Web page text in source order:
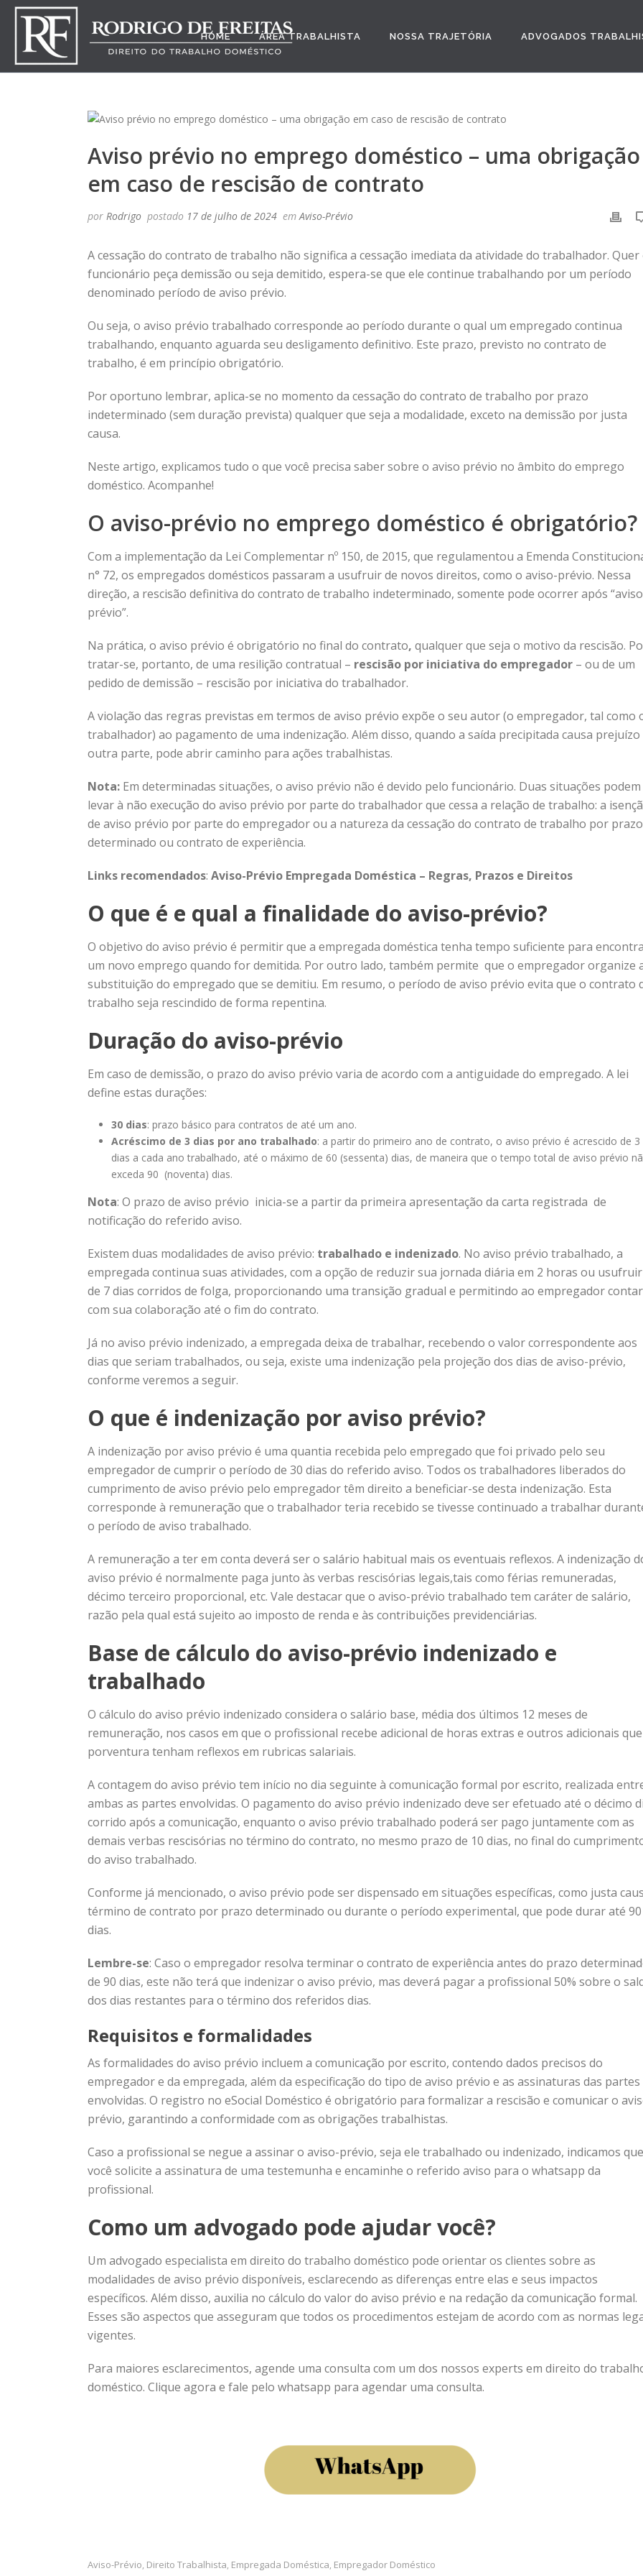
HOME ÁREA TRABALHISTA NOSSA TRAJETÓRIA ADVOGADOS
Aviso prévio no emprego doméstico – uma obrigação
em caso de rescisão de contrato
por Rodrigo postado 17 de julho de 2024 em Aviso-Prévio
A cessação do contrato de trabalho não significa a cessação imediata da atividade do trabalhador. Quer
funcionário peça demissão ou seja demitido, espera-se que ele continue trabalhando por um período
denominado período de aviso prévio.
Ou seja, o aviso prévio trabalhado corresponde ao período durante o qual um empregado continua
trabalhando, enquanto aguarda seu desligamento definitivo. Este prazo, previsto no contrato de
trabalho, é em princípio obrigatório.
Por oportuno lembrar, aplica-se no momento da cessação do contrato de trabalho por prazo
indeterminado (sem duração prevista) qualquer que seja a modalidade, exceto na demissão por justa
causa.
Neste artigo, explicamos tudo o que você precisa saber sobre o aviso prévio no âmbito do emprego
doméstico. Acompanhe!
O aviso-prévio no emprego doméstico é obrigatório?
Com a implementação da Lei Complementar nº 150, de 2015, que regulamentou a Emenda
n° 72, os empregados domésticos passaram a usufruir de novos direitos, como o aviso-prévio. Nessa
direção, a rescisão definitiva do contrato de trabalho indeterminado, somente pode ocorrer após “aviso
prévio”.
Na prática, o aviso prévio é obrigatório no final do contrato, qualquer que seja o motivo da rescisão.
tratar-se, portanto, de uma resilição contratual – rescisão por iniciativa do empregador – ou de um
pedido de demissão – rescisão por iniciativa do trabalhador.
A violação das regras previstas em termos de aviso prévio expõe o seu autor (o empregador, tal como
trabalhador) ao pagamento de uma indenização. Além disso, quando a saída precipitada causa prejuízo
outra parte, pode abrir caminho para ações trabalhistas.
Nota: Em determinadas situações, o aviso prévio não é devido pelo funcionário. Duas situações podem
levar à não execução do aviso prévio por parte do trabalhador que cessa a relação de trabalho: a
de aviso prévio por parte do empregador ou a natureza da cessação do contrato de trabalho por prazo
determinado ou contrato de experiência.
Links recomendados: Aviso-Prévio Empregada Doméstica – Regras, Prazos e Direitos
O que é e qual a finalidade do aviso-prévio?
O objetivo do aviso prévio é permitir que a empregada doméstica tenha tempo suficiente para
um novo emprego quando for demitida. Por outro lado, também permite que o empregador organize
substituição do empregado que se demitiu. Em resumo, o período de aviso prévio evita que o contrato
trabalho seja rescindido de forma repentina.
Duração do aviso-prévio
Em caso de demissão, o prazo do aviso prévio varia de acordo com a antiguidade do empregado. A lei
define estas durações:
30 dias: prazo básico para contratos de até um ano.
Acréscimo de 3 dias por ano trabalhado: a partir do primeiro ano de contrato, o aviso prévio é acrescido de 3
dias a cada ano trabalhado, até o máximo de 60 (sessenta) dias, de maneira que o tempo total de aviso prévio
exceda 90 (noventa) dias.
Nota: O prazo de aviso prévio inicia-se a partir da primeira apresentação da carta registrada de
notificação do referido aviso.
Existem duas modalidades de aviso prévio: trabalhado e indenizado. No aviso prévio trabalhado, a
empregada continua suas atividades, com a opção de reduzir sua jornada diária em 2 horas ou usufruir
de 7 dias corridos de folga, proporcionando uma transição gradual e permitindo ao empregador contar
com sua colaboração até o fim do contrato.
Já no aviso prévio indenizado, a empregada deixa de trabalhar, recebendo o valor correspondente aos
dias que seriam trabalhados, ou seja, existe uma indenização pela projeção dos dias de aviso-prévio,
conforme veremos a seguir.
O que é indenização por aviso prévio?
A indenização por aviso prévio é uma quantia recebida pelo empregado que foi privado pelo seu
empregador de cumprir o período de 30 dias do referido aviso. Todos os trabalhadores liberados do
cumprimento de aviso prévio pelo empregador têm direito a beneficiar-se desta indenização. Esta
corresponde à remuneração que o trabalhador teria recebido se tivesse continuado a trabalhar
o período de aviso trabalhado.
A remuneração a ter em conta deverá ser o salário habitual mais os eventuais reflexos. A indenização
aviso prévio é normalmente paga junto às verbas rescisórias legais,tais como férias remuneradas,
décimo terceiro proporcional, etc. Vale destacar que o aviso-prévio trabalhado tem caráter de salário,
razão pela qual está sujeito ao imposto de renda e às contribuições previdenciárias.
Base de cálculo do aviso-prévio indenizado e
trabalhado
O cálculo do aviso prévio indenizado considera o salário base, média dos últimos 12 meses de
remuneração, nos casos em que o profissional recebe adicional de horas extras e outros adicionais que
porventura tenham reflexos em rubricas salariais.
A contagem do aviso prévio tem início no dia seguinte à comunicação formal por escrito, realizada
ambas as partes envolvidas. O pagamento do aviso prévio indenizado deve ser efetuado até o décimo
corrido após a comunicação, enquanto o aviso prévio trabalhado poderá ser pago juntamente com as
demais verbas rescisórias no término do contrato, no mesmo prazo de 10 dias, no final do
do aviso trabalhado.
Conforme já mencionado, o aviso prévio pode ser dispensado em situações específicas, como justa
término de contrato por prazo determinado ou durante o período experimental, que pode durar até 90
dias.
Lembre-se: Caso o empregador resolva terminar o contrato de experiência antes do prazo
de 90 dias, este não terá que indenizar o aviso prévio, mas deverá pagar a profissional 50% sobre o
dos dias restantes para o término dos referidos dias.
Requisitos e formalidades
As formalidades do aviso prévio incluem a comunicação por escrito, contendo dados precisos do
empregador e da empregada, além da especificação do tipo de aviso prévio e as assinaturas das partes
envolvidas. O registro no eSocial Doméstico é obrigatório para formalizar a rescisão e comunicar o
prévio, garantindo a conformidade com as obrigações trabalhistas.
Caso a profissional se negue a assinar o aviso-prévio, seja ele trabalhado ou indenizado, indicamos que
você solicite a assinatura de uma testemunha e encaminhe o referido aviso para o whatsapp da
profissional.
Como um advogado pode ajudar você?
Um advogado especialista em direito do trabalho doméstico pode orientar os clientes sobre as
modalidades de aviso prévio disponíveis, esclarecendo as diferenças entre elas e seus impactos
específicos. Além disso, auxilia no cálculo do valor do aviso prévio e na redação da comunicação formal.
Esses são aspectos que asseguram que todos os procedimentos estejam de acordo com as normas
vigentes.
Para maiores esclarecimentos, agende uma consulta com um dos nossos experts em direito do
doméstico. Clique agora e fale pelo whatsapp para agendar uma consulta.
Aviso-Prévio, Direito Trabalhista, Empregada Doméstica, Empregador Doméstico